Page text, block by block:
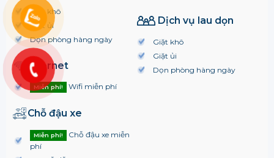
Giặt khô
Giặt ủi
Dọn phòng hàng ngày
Internet
Miễn phí! Wifi miễn phí
Chỗ đậu xe
Miễn phí!
Chỗ đậu xe miễn
phí
Dịch vụ lau dọn
Giặt khô
Giặt ủi
Dọn phòng hàng ngày